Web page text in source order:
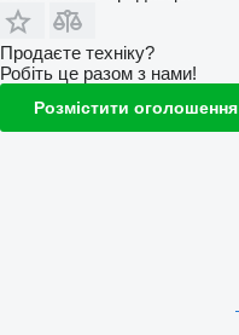
Продаєте техніку?
Робіть це разом з нами!
Розмістити оголошення